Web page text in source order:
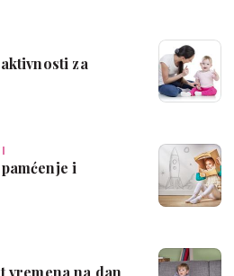
za
i
vremena na dan